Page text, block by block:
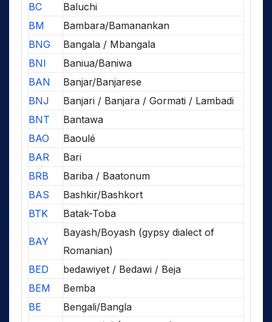
BC
Baluchi
BM
Bambara/Bamanankan
BNG
Bangala / Mbangala
BNI
Baniua/Baniwa
BAN
Banjar/Banjarese
BNJ
Banjari / Banjara / Gormati / Lambadi
BNT
Bantawa
BAO
Baoulé
BAR
Bari
BRB
Bariba / Baatonum
BAS
Bashkir/Bashkort
BTK
Batak-Toba
BAY
Bayash/Boyash (gypsy dialect of
Romanian)
BED
bedawiyet / Bedawi / Beja
BEM
Bemba
BE
Bengali/Bangla